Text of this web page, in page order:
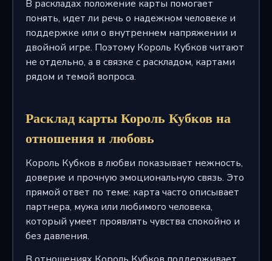
В раскладах положение карты помогает
понять, идет ли речь о надежном человеке и
поддержке или о внутреннем напряжении и
двойной игре. Поэтому Король Кубков читают
не отдельно, а в связке с раскладом, картами
рядом и темой вопроса.
Расклад карты Король Кубков на
отношения и любовь
Король Кубков в любви показывает нежность,
доверие и прочную эмоциональную связь. Это
прямой ответ по теме: карта часто описывает
партнера, мужа или любимого человека,
который умеет проявлять чувства спокойно и
без давления.